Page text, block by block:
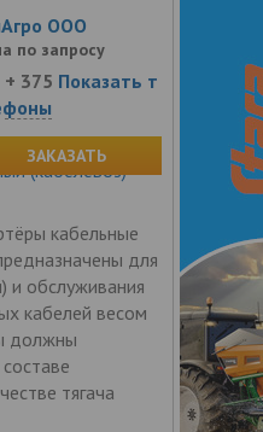
(кабелевоз)
кабельные
для
и обслуживания
кабелей весом
должны
тягача
ООО
по запросу
+ 375 Показать т
ЗАКАЗАТЬ